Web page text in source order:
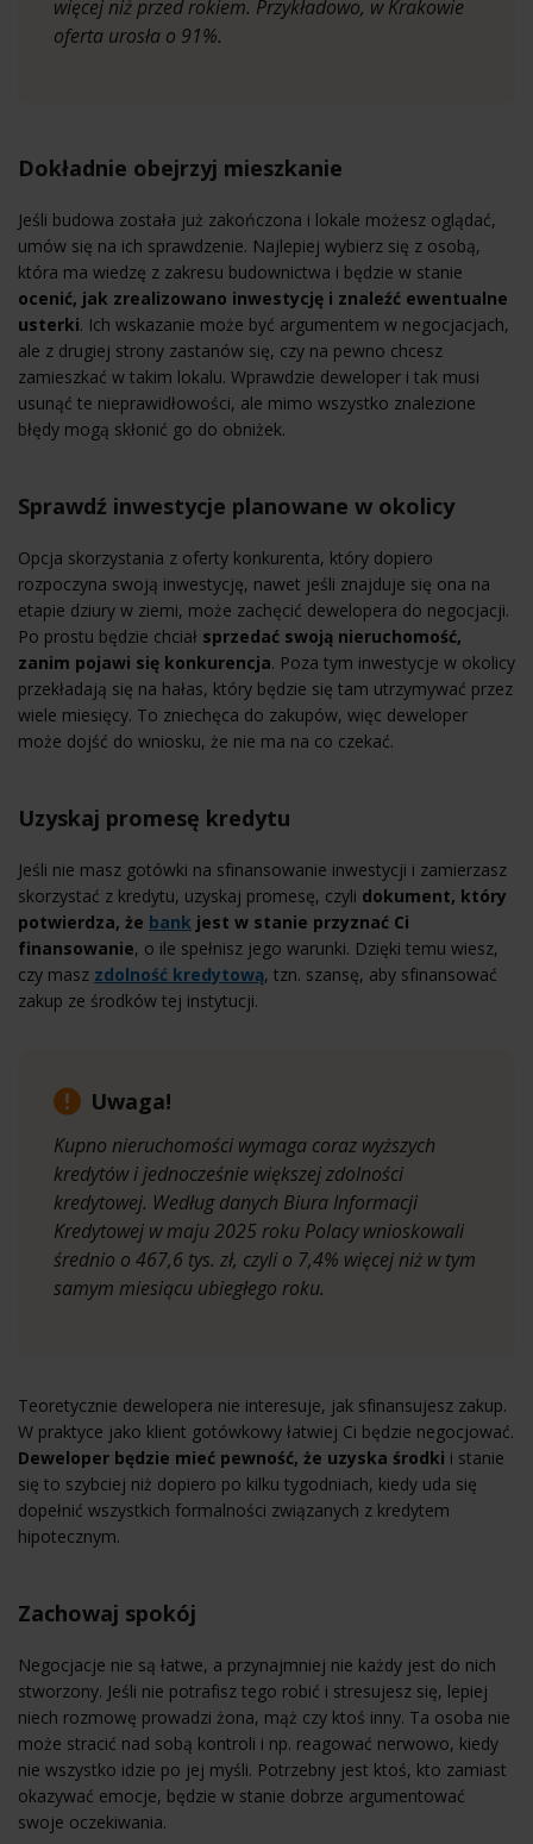
więcej niż przed rokiem. Przykładowo, w Krakowie
oferta urosła o 91%.
Dokładnie obejrzyj mieszkanie
Jeśli budowa została już zakończona i lokale możesz oglądać,
umów się na ich sprawdzenie. Najlepiej wybierz się z osobą,
która ma wiedzę z zakresu budownictwa i będzie w stanie
ocenić, jak zrealizowano inwestycję i znaleźć ewentualne
usterki. Ich wskazanie może być argumentem w negocjacjach,
ale z drugiej strony zastanów się, czy na pewno chcesz
zamieszkać w takim lokalu. Wprawdzie deweloper i tak musi
usunąć te nieprawidłowości, ale mimo wszystko znalezione
błędy mogą skłonić go do obniżek.
Sprawdź inwestycje planowane w okolicy
Opcja skorzystania z oferty konkurenta, który dopiero
rozpoczyna swoją inwestycję, nawet jeśli znajduje się ona na
etapie dziury w ziemi, może zachęcić dewelopera do negocjacji.
Po prostu będzie chciał sprzedać swoją nieruchomość,
zanim pojawi się konkurencja. Poza tym inwestycje w okolicy
przekładają się na hałas, który będzie się tam utrzymywać przez
wiele miesięcy. To zniechęca do zakupów, więc deweloper
może dojść do wniosku, że nie ma na co czekać.
Uzyskaj promesę kredytu
Jeśli nie masz gotówki na sfinansowanie inwestycji i zamierzasz
skorzystać z kredytu, uzyskaj promesę, czyli dokument, który
potwierdza, że bank jest w stanie przyznać Ci
finansowanie, o ile spełnisz jego warunki. Dzięki temu wiesz,
czy masz zdolność kredytową, tzn. szansę, aby sfinansować
zakup ze środków tej instytucji.
Uwaga!
Kupno nieruchomości wymaga coraz wyższych
kredytów i jednocześnie większej zdolności
kredytowej. Według danych Biura Informacji
Kredytowej w maju 2025 roku Polacy wnioskowali
średnio o 467,6 tys. zł, czyli o 7,4% więcej niż w tym
samym miesiącu ubiegłego roku.
Teoretycznie dewelopera nie interesuje, jak sfinansujesz zakup.
W praktyce jako klient gotówkowy łatwiej Ci będzie negocjować.
Deweloper będzie mieć pewność, że uzyska środki i stanie
się to szybciej niż dopiero po kilku tygodniach, kiedy uda się
dopełnić wszystkich formalności związanych z kredytem
hipotecznym.
Zachowaj spokój
Negocjacje nie są łatwe, a przynajmniej nie każdy jest do nich
stworzony. Jeśli nie potrafisz tego robić i stresujesz się, lepiej
niech rozmowę prowadzi żona, mąż czy ktoś inny. Ta osoba nie
może stracić nad sobą kontroli i np. reagować nerwowo, kiedy
nie wszystko idzie po jej myśli. Potrzebny jest ktoś, kto zamiast
okazywać emocje, będzie w stanie dobrze argumentować
swoje oczekiwania.